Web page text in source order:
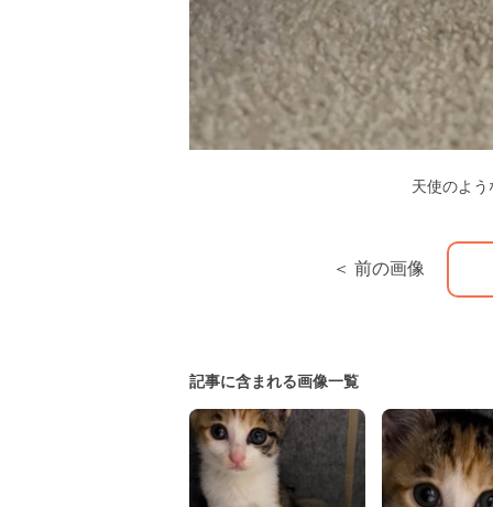
天使のよ
＜ 前の画像
記事に含まれる画像一覧